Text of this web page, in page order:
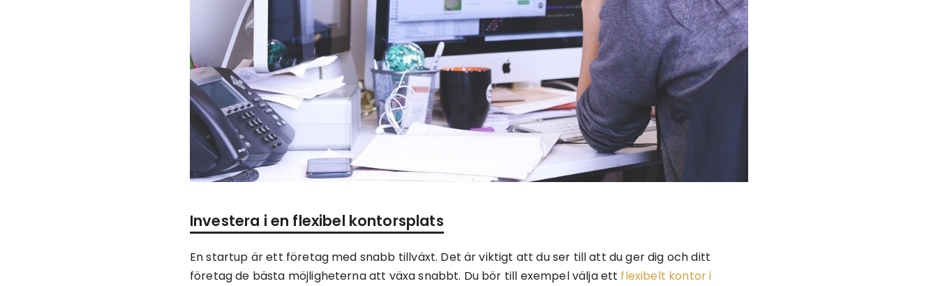
Investera i en flexibel kontorsplats
En startup är ett företag med snabb tillväxt. Det är viktigt att du ser till att du ger dig och ditt
företag de bästa möjligheterna att växa snabbt. Du bör till exempel välja ett flexibelt kontor i